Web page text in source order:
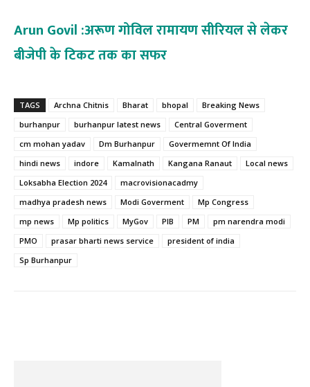
Arun Govil :अरूण गोविल रामायण सीरियल से लेकर
बीजेपी के टिकट तक का सफर
TAGS Archna Chitnis Bharat bhopal
Breaking News
burhanpur
burhanpur latest news
Central Goverment
cm mohan yadav
Dm Burhanpur
Govermemnt Of India
hindi news
indore Kamalnath Kangana Ranaut
Local news
Loksabha Election 2024
macrovisionacadmy
madhya pradesh news
Modi Goverment
Mp Congress
mp news
Mp politics MyGov PIB PM
pm narendra modi
PMO
prasar bharti news service
president of india
Sp Burhanpur